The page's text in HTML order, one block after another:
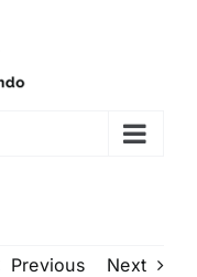
Previous Next